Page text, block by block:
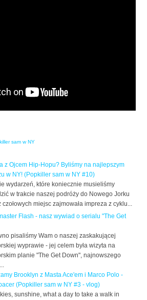
sam w NY
z Ojcem Hip-Hopu? Byliśmy na najlepszym
w NY! (Popkiller sam w NY #10)
wydarzeń, które koniecznie musieliśmy
w trakcie naszej podróży do Nowego Jorku
czołowych miejsc zajmowała impreza z cyklu...
Flash - nasz wywiad o serialu "The Get
pisaliśmy Wam o naszej zaskakującej
wyprawie - jej celem była wizyta na
planie "The Get Down", najnowszego
Brooklyn z Masta Ace'em i Marco Polo -
(Popkiller sam w NY #3 - vlog)
sunshine, what a day to take a walk in